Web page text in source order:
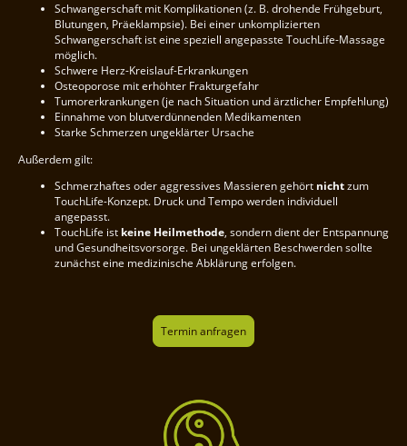
Schwangerschaft mit Komplikationen (z. B. drohende Frühgeburt,
Blutungen, Präeklampsie). Bei einer unkomplizierten
Schwangerschaft ist eine speziell angepasste TouchLife-Massage
möglich.
Schwere Herz-Kreislauf-Erkrankungen
Osteoporose mit erhöhter Frakturgefahr
Tumorerkrankungen (je nach Situation und ärztlicher Empfehlung)
Einnahme von blutverdünnenden Medikamenten
Starke Schmerzen ungeklärter Ursache
Außerdem gilt:
Schmerzhaftes oder aggressives Massieren gehört nichtzum
TouchLife-Konzept. Druck und Tempo werden individuell
angepasst.
TouchLife ist keine Heilmethode, sondern dient der Entspannung
und Gesundheitsvorsorge. Bei ungeklärten Beschwerden sollte
zunächst eine medizinische Abklärung erfolgen.
Termin anfragen